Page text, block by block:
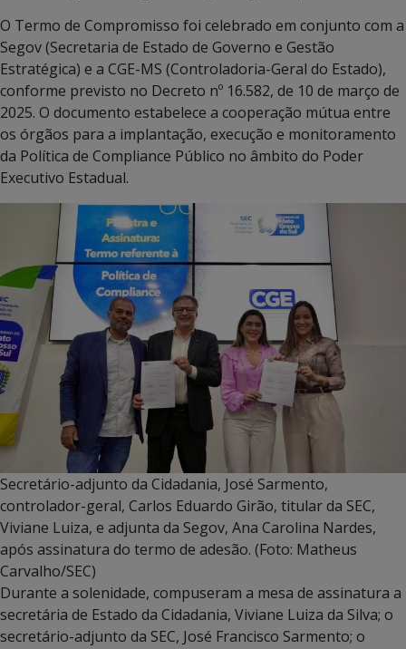
O Termo de Compromisso foi celebrado em conjunto com a
Segov (Secretaria de Estado de Governo e Gestão
Estratégica) e a CGE-MS (Controladoria-Geral do Estado),
conforme previsto no Decreto nº 16.582, de 10 de março de
2025. O documento estabelece a cooperação mútua entre
os órgãos para a implantação, execução e monitoramento
da Política de Compliance Público no âmbito do Poder
Executivo Estadual.
Secretário-adjunto da Cidadania, José Sarmento,
controlador-geral, Carlos Eduardo Girão, titular da SEC,
Viviane Luiza, e adjunta da Segov, Ana Carolina Nardes,
após assinatura do termo de adesão. (Foto: Matheus
Carvalho/SEC)
Durante a solenidade, compuseram a mesa de assinatura a
secretária de Estado da Cidadania, Viviane Luiza da Silva; o
secretário-adjunto da SEC, José Francisco Sarmento; o